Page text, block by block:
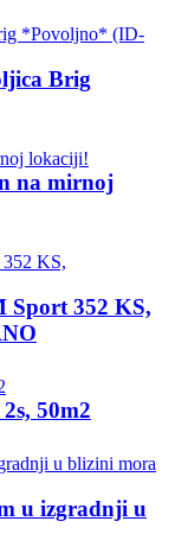
Brig
na mirnoj
Sport 352 KS,
50m2
u izgradnji u